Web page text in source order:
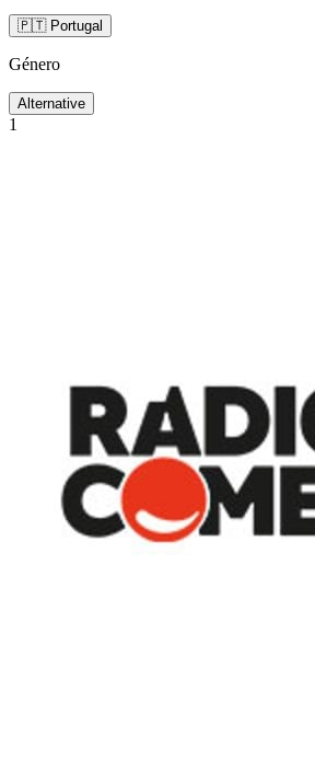
🇵🇹 Portugal
Género
Alternative
1